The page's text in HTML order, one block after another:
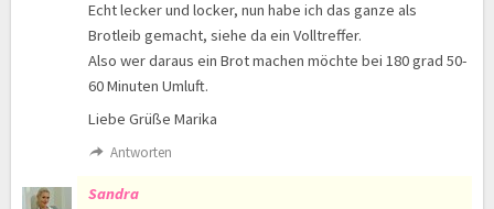
Echt lecker und locker, nun habe ich das ganze als
Brotleib gemacht, siehe da ein Volltreffer.
Also wer daraus ein Brot machen möchte bei 180 grad 50-
60 Minuten Umluft.
Liebe Grüße Marika
Antworten
Sandra